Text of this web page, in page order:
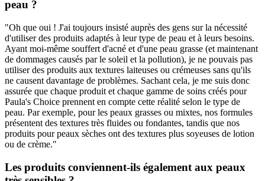
peau ?
"Oh que oui ! J'ai toujours insisté auprès des gens sur la nécessité
d'utiliser des produits adaptés à leur type de peau et à leurs besoins.
Ayant moi-même souffert d'acné et d'une peau grasse (et maintenant
de dommages causés par le soleil et la pollution), je ne pouvais pas
utiliser des produits aux textures laiteuses ou crémeuses sans qu'ils
ne causent davantage de problèmes. Sachant cela, je me suis donc
assurée que chaque produit et chaque gamme de soins créés pour
Paula's Choice prennent en compte cette réalité selon le type de
peau. Par exemple, pour les peaux grasses ou mixtes, nos formules
présentent des textures très fluides ou fondantes, tandis que nos
produits pour peaux sèches ont des textures plus soyeuses de lotion
ou de crème."
Les produits conviennent-ils également aux peaux